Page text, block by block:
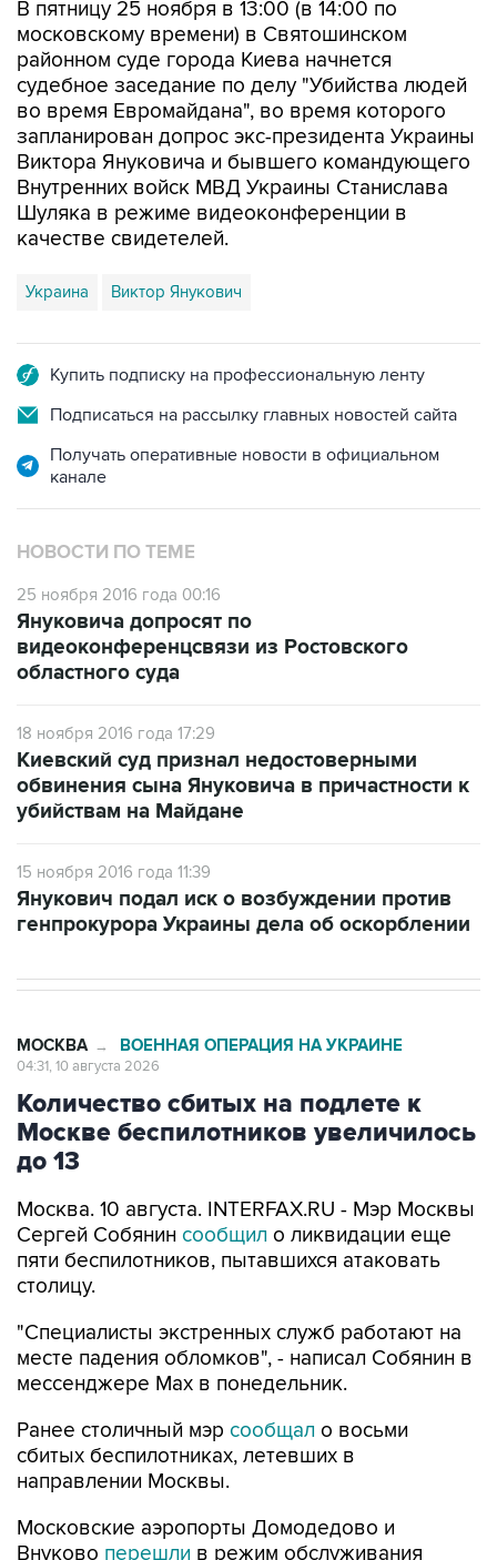
районном суде города Киева начнется
судебное заседание по делу "Убийства людей
во время Евромайдана", во время которого
запланирован допрос экс-президента Украины
Виктора Януковича и бывшего командующего
Внутренних войск МВД Украины Станислава
Шуляка в режиме видеоконференции в
качестве свидетелей.
Украина Виктор Янукович
Подписаться на рассылку главных новостей сайта
Получать оперативные новости в официальном
НОВОСТИ ПО ТЕМЕ
25 ноября 2016 года 00:16
видеоконференцсвязи из Ростовского
областного суда
18 ноября 2016 года 17:29
обвинения сына Януковича в причастности к
убийствам на Майдане
15 ноября 2016 года 11:39
генпрокурора Украины дела об оскорблении
Количество сбитых на подлете к
Москве беспилотников увеличилось
до 13
Москва. 10 августа. INTERFAX.RU - Мэр Москвы
пяти беспилотников, пытавшихся атаковать
столицу.
"Специалисты экстренных служб работают на
мессенджере Max в понедельник.
Ранее столичный мэрсообщало восьми
направлении Москвы.
Московские аэропорты Домодедово и
рейсов по согласованию.